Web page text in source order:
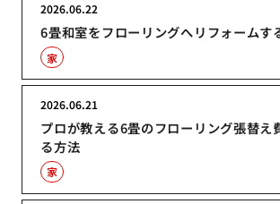
6畳和室をフローリングへリフォームす
2026.06.22
家
プロが教える6畳のフローリング張替え
る方法
2026.06.21
家